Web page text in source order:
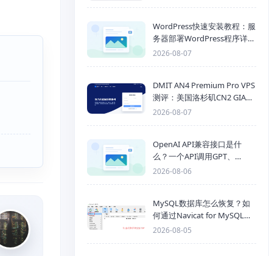
WordPress快速安装教程：服
务器部署WordPress程序详细
步骤
2026-08-07
DMIT AN4 Premium Pro VPS
测评：美国洛杉矶CN2 GIA三
网优化线路性能测试
2026-08-07
OpenAI API兼容接口是什
么？一个API调用GPT、
Claude、Gemini、DeepSeek
2026-08-06
MySQL数据库怎么恢复？如
何通过Navicat for MySQL导
入SQL备份文件
2026-08-05